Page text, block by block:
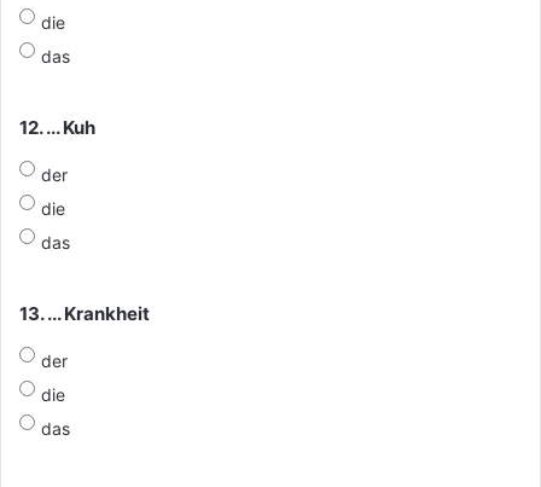
die
das
12. ... Kuh
der
die
das
13. ... Krankheit
der
die
das